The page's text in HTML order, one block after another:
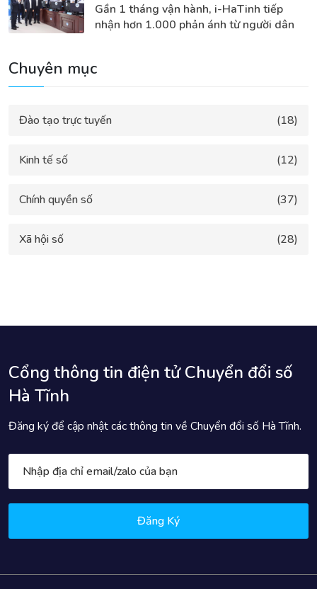
Gần 1 tháng vận hành, i-HaTinh tiếp
nhận hơn 1.000 phản ánh từ người dân
Chuyên mục
Đào tạo trực tuyến (18)
Kinh tế số (12)
Chính quyền số (37)
Xã hội số (28)
Cổng thông tin điện tử Chuyển đổi số
Hà Tĩnh
Đăng ký để cập nhật các thông tin về Chuyển đổi số Hà Tĩnh.
Đăng Ký